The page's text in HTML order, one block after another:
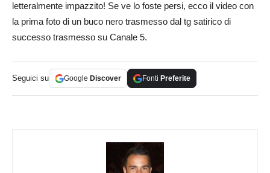
letteralmente impazzito! Se ve lo foste persi, ecco il video con
la prima foto di un buco nero trasmesso dal tg satirico di
successo trasmesso su Canale 5.
Seguici su Google Discover Fonti Preferite